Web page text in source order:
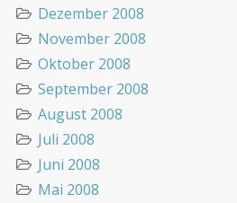
Dezember 2008
November 2008
Oktober 2008
September 2008
August 2008
Juli 2008
Juni 2008
Mai 2008